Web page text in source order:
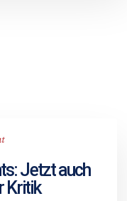
Jetzt auch
Kritik